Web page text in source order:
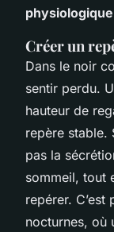
physiologique
Créer un
Dans le noir
sentir perdu.
hauteur de
repère stable.
pas la
sommeil, tout
repérer.
nocturnes, où